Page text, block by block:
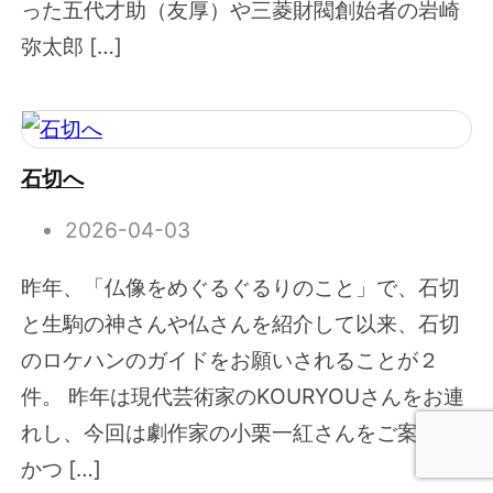
った五代才助（友厚）や三菱財閥創始者の岩崎
弥太郎 […]
石切へ
2026-04-03
昨年、「仏像をめぐるぐるりのこと」で、石切
と生駒の神さんや仏さんを紹介して以来、石切
のロケハンのガイドをお願いされることが２
件。 昨年は現代芸術家のKOURYOUさんをお連
れし、今回は劇作家の小栗一紅さんをご案内。
かつ […]